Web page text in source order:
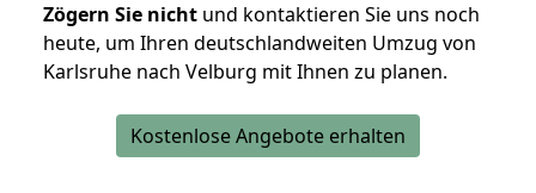
Zögern Sie nicht und kontaktieren Sie uns noch
heute, um Ihren deutschlandweiten Umzug von
Karlsruhe nach Velburg mit Ihnen zu planen.
Kostenlose Angebote erhalten